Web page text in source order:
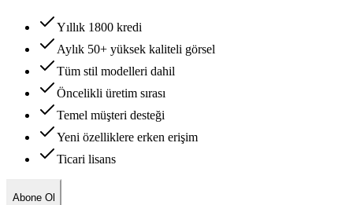
Yıllık 1800 kredi
Aylık 50+ yüksek kaliteli görsel
Tüm stil modelleri dahil
Öncelikli üretim sırası
Temel müşteri desteği
Yeni özelliklere erken erişim
Ticari lisans
Abone Ol